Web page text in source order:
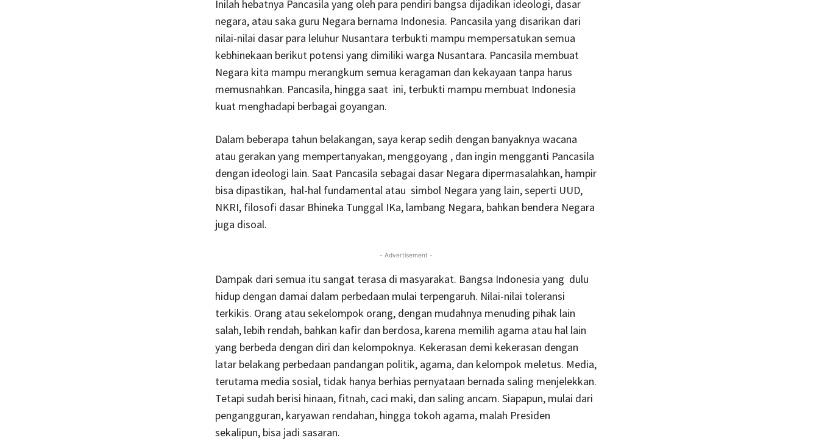
Inilah hebatnya Pancasila yang oleh para pendiri bangsa dijadikan ideologi, dasar
negara, atau saka guru Negara bernama Indonesia. Pancasila yang disarikan dari
nilai-nilai dasar para leluhur Nusantara terbukti mampu mempersatukan semua
kebhinekaan berikut potensi yang dimiliki warga Nusantara. Pancasila membuat
Negara kita mampu merangkum semua keragaman dan kekayaan tanpa harus
memusnahkan. Pancasila, hingga saat ini, terbukti mampu membuat Indonesia
kuat menghadapi berbagai goyangan.
Dalam beberapa tahun belakangan, saya kerap sedih dengan banyaknya wacana
atau gerakan yang mempertanyakan, menggoyang , dan ingin mengganti Pancasila
dengan ideologi lain. Saat Pancasila sebagai dasar Negara dipermasalahkan, hampir
bisa dipastikan, hal-hal fundamental atau simbol Negara yang lain, seperti UUD,
NKRI, filosofi dasar Bhineka Tunggal IKa, lambang Negara, bahkan bendera Negara
juga disoal.
- Advertisement -
Dampak dari semua itu sangat terasa di masyarakat. Bangsa Indonesia yang dulu
hidup dengan damai dalam perbedaan mulai terpengaruh. Nilai-nilai toleransi
terkikis. Orang atau sekelompok orang, dengan mudahnya menuding pihak lain
salah, lebih rendah, bahkan kafir dan berdosa, karena memilih agama atau hal lain
yang berbeda dengan diri dan kelompoknya. Kekerasan demi kekerasan dengan
latar belakang perbedaan pandangan politik, agama, dan kelompok meletus. Media,
terutama media sosial, tidak hanya berhias pernyataan bernada saling menjelekkan.
Tetapi sudah berisi hinaan, fitnah, caci maki, dan saling ancam. Siapapun, mulai dari
pengangguran, karyawan rendahan, hingga tokoh agama, malah Presiden
sekalipun, bisa jadi sasaran.